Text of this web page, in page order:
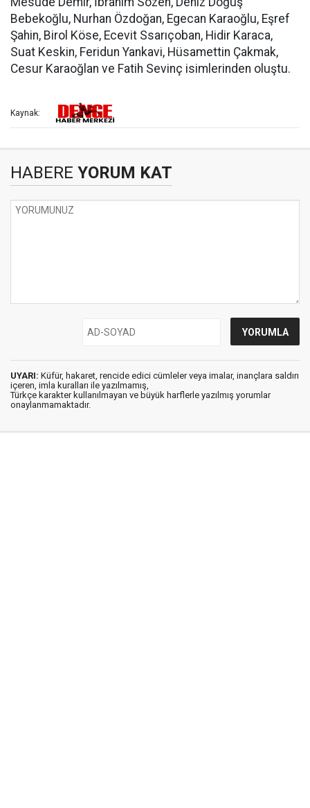
Bebekoğlu, Nurhan Özdoğan, Egecan Karaoğlu, Eşref
Şahin, Birol Köse, Ecevit Ssarıçoban, Hidir Karaca,
Suat Keskin, Feridun Yankavi, Hüsamettin Çakmak,
Cesur Karaoğlan ve Fatih Sevinç isimlerinden oluştu.
Kaynak:
HABERE YORUM KAT
UYARI: Küfür, hakaret, rencide edici cümleler veya imalar, inançlara saldırı
içeren, imla kuralları ile yazılmamış,
Türkçe karakter kullanılmayan ve büyük harflerle yazılmış yorumlar
onaylanmamaktadır.